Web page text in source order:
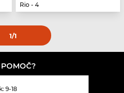
Rio - 4
1/1
9-18